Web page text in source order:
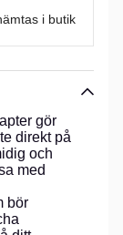
i butik
gör
direkt på
och
med
bör